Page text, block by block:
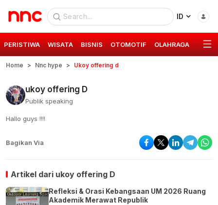
ID
PERISTIWA WISATA BISNIS OTOMOTIF OLAHRAGA GAYA
Home Nnc hype Ukoy offering d
ukoy offering D
Publik speaking
Hallo guys !!!!
Bagikan Via
Artikel dari ukoy offering D
Refleksi & Orasi Kebangsaan UM 2026 Ruang
Akademik Merawat Republik